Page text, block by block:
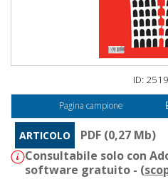
ID:
Pagina campione
ARTICOLO
PDF (0,27 Mb)
Consultabile solo con
software gratuito - (